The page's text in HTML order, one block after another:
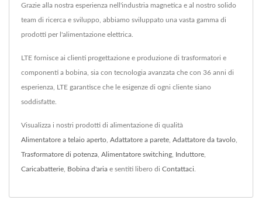
Grazie alla nostra esperienza nell'industria magnetica e al nostro solido
team di ricerca e sviluppo, abbiamo sviluppato una vasta gamma di
prodotti per l'alimentazione elettrica.
LTE fornisce ai clienti progettazione e produzione di trasformatori e
componenti a bobina, sia con tecnologia avanzata che con 36 anni di
esperienza, LTE garantisce che le esigenze di ogni cliente siano
soddisfatte.
Visualizza i nostri prodotti di alimentazione di qualità
Alimentatore a telaio aperto Adattatore a parete Adattatore da tavolo
Trasformatore di potenza Alimentatore switching Induttore
Caricabatterie Bobina d'aria e sentiti libero di Contattaci